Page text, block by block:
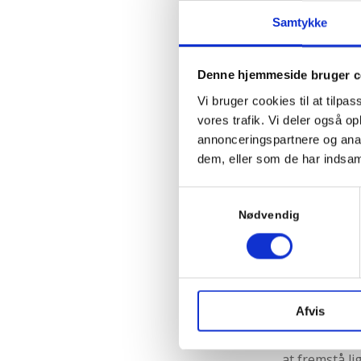
Samtykke
Denne hjemmeside bruger
Vi bruger cookies til at
vores trafik. Vi deler også
annonceringspartnere og
dem, eller som de har
Nødvendig
Afvis
eller far for
ikke om mor
rigtig gode
på det, men
Eller
anden.
et; ”ej hvor
over”. Hun
Hvis
ikke aner
medfølelse
passende